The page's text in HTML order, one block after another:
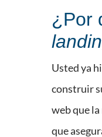
¿Por
Usted ya
construir
web que
que